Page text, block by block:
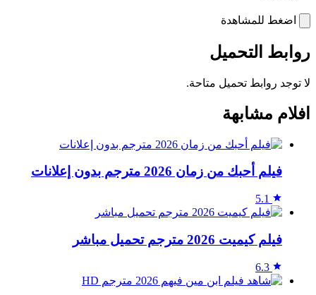
اضغط للمشاهدة
روابط التحميل
لا توجد روابط تحميل متاحة.
افلام مشابهة
فيلم أحبك من زمان 2026 مترجم بدون إعلانات
5.1
فيلم كيميت 2026 مترجم تحميل مباشر
6.3